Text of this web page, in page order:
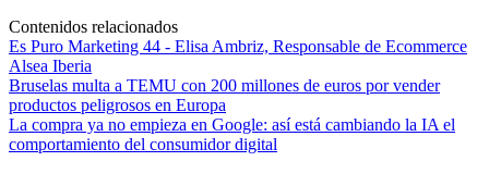
Contenidos relacionados
Es Puro Marketing 44 - Elisa Ambriz, Responsable de Ecommerce
Alsea Iberia
Bruselas multa a TEMU con 200 millones de euros por vender
productos peligrosos en Europa
La compra ya no empieza en Google: así está cambiando la IA el
comportamiento del consumidor digital